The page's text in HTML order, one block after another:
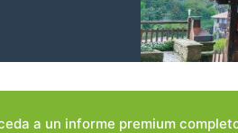
a un informe premium